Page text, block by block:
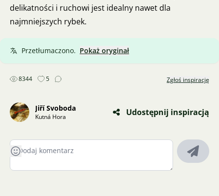
delikatności i ruchowi jest idealny nawet dla
najmniejszych rybek.
Przetłumaczono. Pokaż oryginał
8344 5 Zgłoś inspirację
Jiří Svoboda
Kutná Hora Udostępnij inspiracją